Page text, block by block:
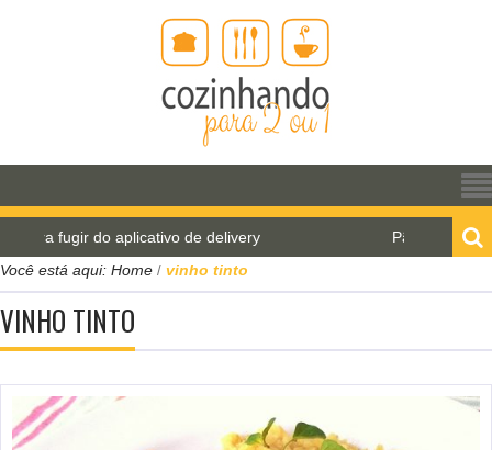
do aplicativo de delivery
Pão de água para o
Você está aqui: Home / vinho tinto
VINHO TINTO